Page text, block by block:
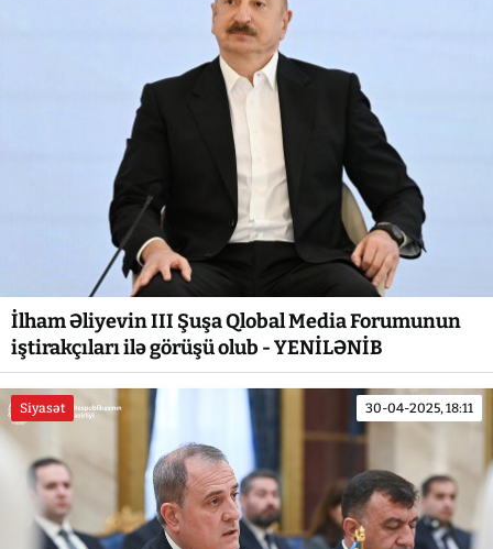
İlham Əliyevin III Şuşa Qlobal Media Forumunun
iştirakçıları ilə görüşü olub - YENİLƏNİB
Siyasət 30-04-2025, 18:11